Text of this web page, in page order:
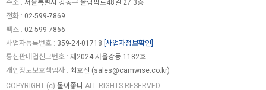
주소 : 서울특별시 강동구 올림픽로48길 27 3층
전화 : 02-599-7869
팩스 : 02-599-7866
사업자등록번호 : 359-24-01718 [사업자정보확인]
통신판매업신고번호 : 제2024-서울강동-1182호
개인정보보호책임자 : 최호진 (sales@camwise.co.kr)
COPYRIGHT (c) 물이좋다 ALL RIGHTS RESERVED.